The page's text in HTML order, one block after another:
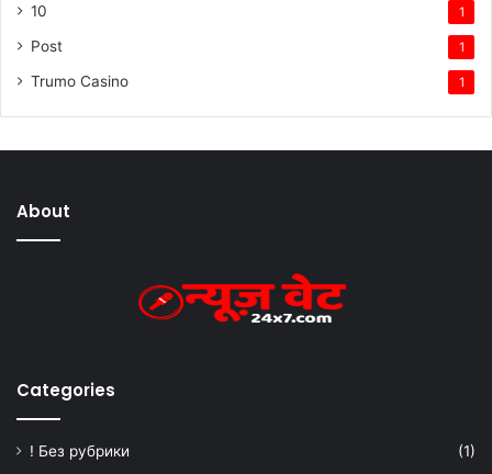
10 1
Post 1
Trumo Casino 1
About
Categories
! Без рубрики
(1)